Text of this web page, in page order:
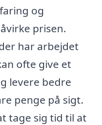
og
prisen.
har arbejdet
ofte give et
levere bedre
penge på sigt.
tage sig tid til at